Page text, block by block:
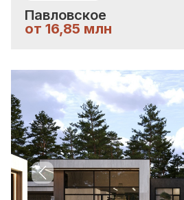
Павловское
от 16,85 млн
Previous slide